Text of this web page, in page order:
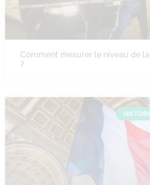
Comment mesurer le niveau de
?